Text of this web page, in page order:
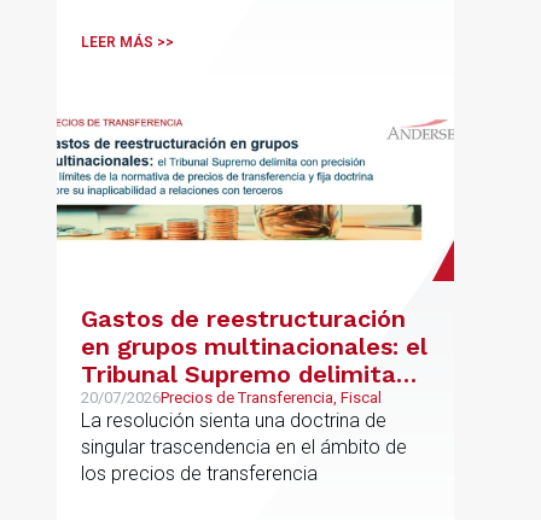
LEER MÁS >>
Gastos de reestructuración
en grupos multinacionales: el
Tribunal Supremo delimita
con precisión los límites de la
normativa de precios de
transferencia y fija doctrina
sobre su inaplicabilidad a
20/07/2026Precios de Transferencia, Fiscal
La resolución sienta una doctrina de
singular trascendencia en el ámbito de
los precios de transferencia